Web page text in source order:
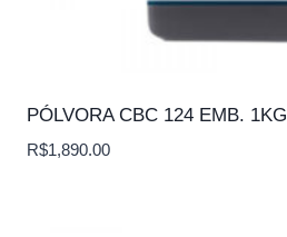
PÓLVORA CBC 124 EMB. 1KG
R$1,890.00